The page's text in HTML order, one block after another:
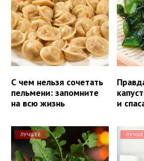
С чем нельзя сочетать
пельмени: запомните
на всю жизнь
и
ЛУЧШЕЕ